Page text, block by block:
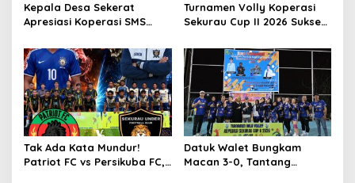
Kepala Desa Sekerat
Apresiasi Koperasi SMS
Sekurau Cup II 2026, Siap
Dukung Sekurau Cup III
Lebih Meriah
Turnamen Volly Koperasi
Sekurau Cup II 2026 Sukses
Olahraga dan Ekonomi
UMKM
Tak Ada Kata Mundur!
Patriot FC vs Persikuba FC,
Datuk Walet Bungkam
Macan 3-0, Tantang